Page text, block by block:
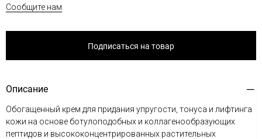
Сообщите нам
Подписаться на товар
Описание
Обогащенный крем для придания упругости, тонуса и лифтинга
кожи на основе ботулоподобных и коллагенообразующих
пептидов и высококонцентрированных растительных